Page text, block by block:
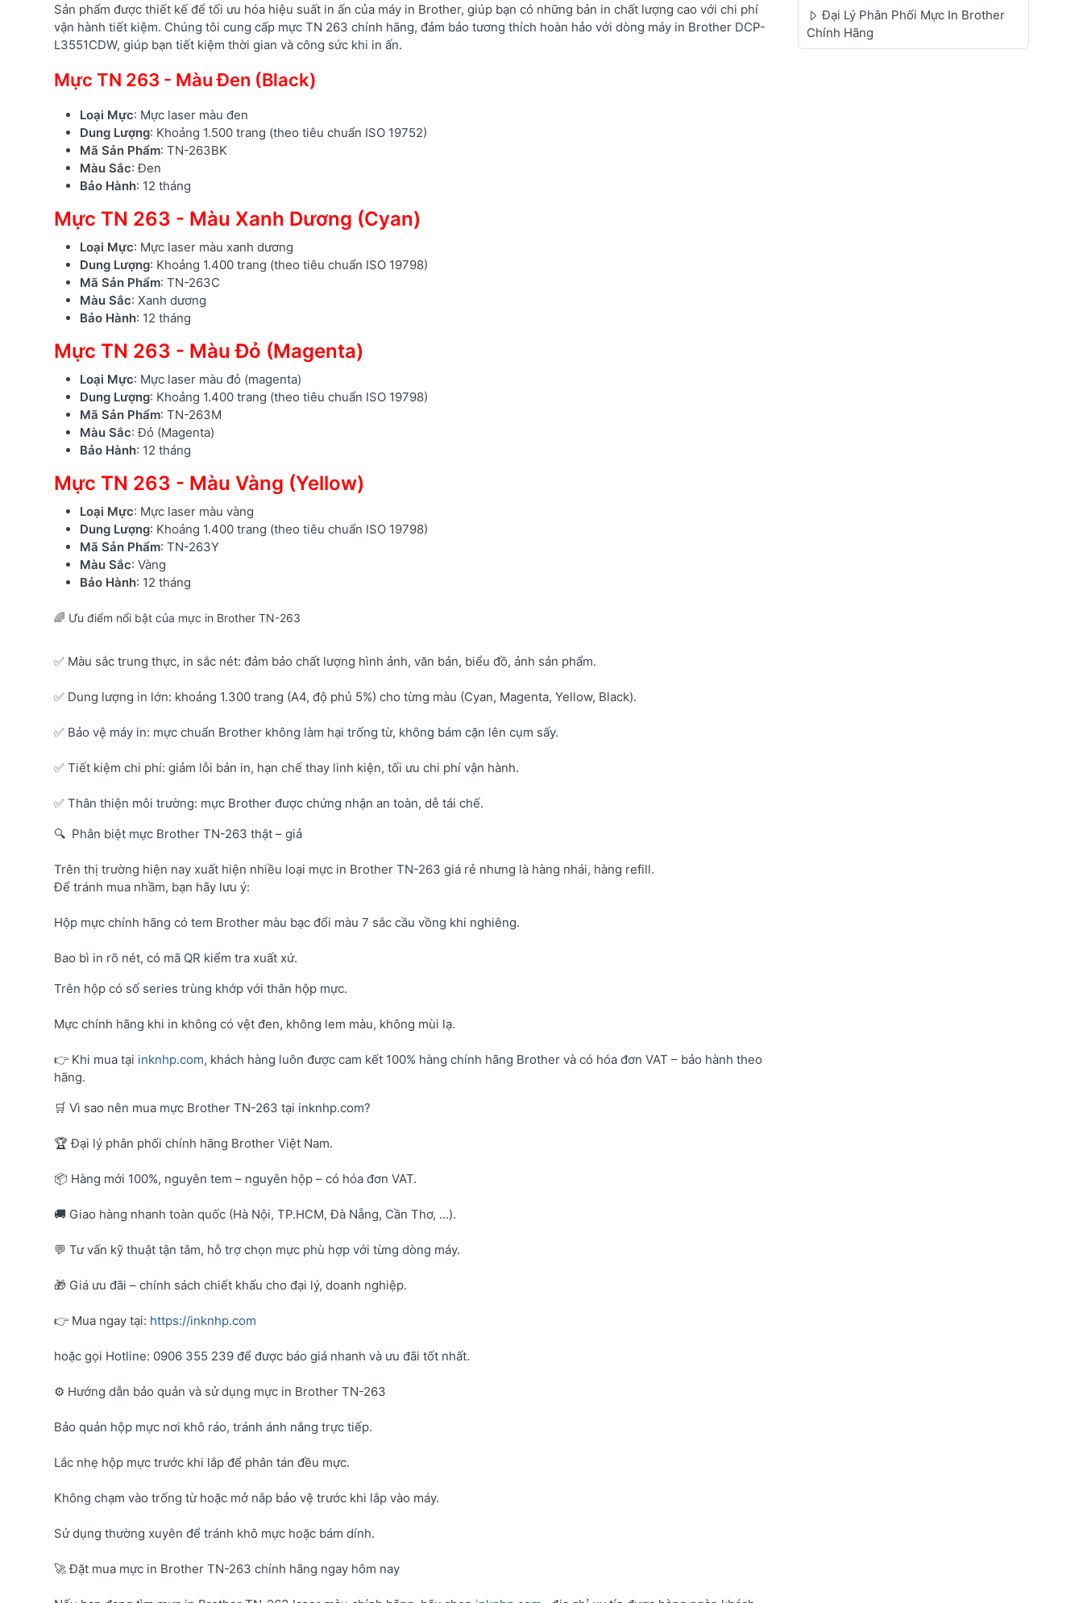
Sản phẩm được thiết kế để tối ưu hóa hiệu suất in ấn của máy in Brother, giúp bạn có những bản in chất lượng cao với chi phí
vận hành tiết kiệm. Chúng tôi cung cấp mực TN 263 chính hãng, đảm bảo tương thích hoàn hảo với dòng máy in Brother DCP-
L3551CDW, giúp bạn tiết kiệm thời gian và công sức khi in ấn.
Mực TN 263 - Màu Đen (Black)
Loại Mực: Mực laser màu đen
Dung Lượng: Khoảng 1.500 trang (theo tiêu chuẩn ISO 19752)
Mã Sản Phẩm: TN-263BK
Màu Sắc: Đen
Bảo Hành: 12 tháng
Mực TN 263 - Màu Xanh Dương (Cyan)
Loại Mực: Mực laser màu xanh dương
Dung Lượng: Khoảng 1.400 trang (theo tiêu chuẩn ISO 19798)
Mã Sản Phẩm: TN-263C
Màu Sắc: Xanh dương
Bảo Hành: 12 tháng
Mực TN 263 - Màu Đỏ (Magenta)
Loại Mực: Mực laser màu đỏ (magenta)
Dung Lượng: Khoảng 1.400 trang (theo tiêu chuẩn ISO 19798)
Mã Sản Phẩm: TN-263M
Màu Sắc: Đỏ (Magenta)
Bảo Hành: 12 tháng
Mực TN 263 - Màu Vàng (Yellow)
Loại Mực: Mực laser màu vàng
Dung Lượng: Khoảng 1.400 trang (theo tiêu chuẩn ISO 19798)
Mã Sản Phẩm: TN-263Y
Màu Sắc: Vàng
Bảo Hành: 12 tháng
🌈 Ưu điểm nổi bật của mực in Brother TN-263
✅ Màu sắc trung thực, in sắc nét: đảm bảo chất lượng hình ảnh, văn bản, biểu đồ, ảnh sản phẩm.
✅ Dung lượng in lớn: khoảng 1.300 trang (A4, độ phủ 5%) cho từng màu (Cyan, Magenta, Yellow, Black).
✅ Bảo vệ máy in: mực chuẩn Brother không làm hại trống từ, không bám cặn lên cụm sấy.
✅ Tiết kiệm chi phí: giảm lỗi bản in, hạn chế thay linh kiện, tối ưu chi phí vận hành.
✅ Thân thiện môi trường: mực Brother được chứng nhận an toàn, dễ tái chế.
🔍 Phân biệt mực Brother TN-263 thật – giả
Trên thị trường hiện nay xuất hiện nhiều loại mực in Brother TN-263 giá rẻ nhưng là hàng nhái, hàng refill.
Để tránh mua nhầm, bạn hãy lưu ý:
Hộp mực chính hãng có tem Brother màu bạc đổi màu 7 sắc cầu vồng khi nghiêng.
Bao bì in rõ nét, có mã QR kiểm tra xuất xứ.
Trên hộp có số series trùng khớp với thân hộp mực.
Mực chính hãng khi in không có vệt đen, không lem màu, không mùi lạ.
👉 Khi mua tại inknhp.com, khách hàng luôn được cam kết 100% hàng chính hãng Brother và có hóa đơn VAT – bảo hành theo
hãng.
🛒 Vì sao nên mua mực Brother TN-263 tại inknhp.com?
🏆 Đại lý phân phối chính hãng Brother Việt Nam.
📦 Hàng mới 100%, nguyên tem – nguyên hộp – có hóa đơn VAT.
🚚 Giao hàng nhanh toàn quốc (Hà Nội, TP.HCM, Đà Nẵng, Cần Thơ, …).
💬 Tư vấn kỹ thuật tận tâm, hỗ trợ chọn mực phù hợp với từng dòng máy.
🎁 Giá ưu đãi – chính sách chiết khấu cho đại lý, doanh nghiệp.
👉 Mua ngay tại: https://inknhp.com
hoặc gọi Hotline: 0906 355 239 để được báo giá nhanh và ưu đãi tốt nhất.
⚙️ Hướng dẫn bảo quản và sử dụng mực in Brother TN-263
Bảo quản hộp mực nơi khô ráo, tránh ánh nắng trực tiếp.
Lắc nhẹ hộp mực trước khi lắp để phân tán đều mực.
Không chạm vào trống từ hoặc mở nắp bảo vệ trước khi lắp vào máy.
Sử dụng thường xuyên để tránh khô mực hoặc bám dính.
🚀 Đặt mua mực in Brother TN-263 chính hãng ngay hôm nay
Đại Lý Phân Phối Mực In Brother
Chính Hãng